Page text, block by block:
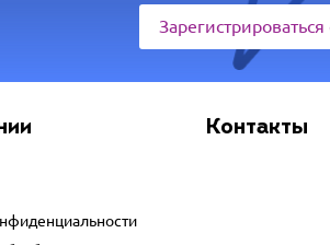
Зарегистрироваться
Контакты